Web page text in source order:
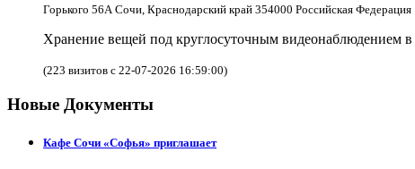
Горького 56А Сочи, Краснодарский край 354000 Российская Федерация
Хранение вещей под круглосуточным видеонаблюдением
(223 визитов с 22-07-2026 16:59:00)
Новые Документы
Кафе Сочи «Софья» приглашает